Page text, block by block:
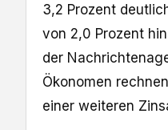
3,2 Prozent
von 2,0 Prozent
der
Ökonomen
einer weiteren